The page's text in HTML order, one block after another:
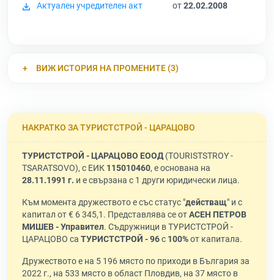
Актуален учредителен акт
от22.02.2008
ВИЖ ИСТОРИЯ НА ПРОМЕНИТЕ (3)
НАКРАТКО ЗА ТУРИСТСТРОЙ - ЦАРАЦОВО
ТУРИСТСТРОЙ - ЦАРАЦОВО ЕООД(TOURISTSTROY -
TSARATSOVO), с ЕИК 115010460, е основана на
28.11.1991 г. и е свързана с 1 други юридически лица.
Към момента дружеството е със статус "действащ" и с
капитал от € 6 345,1. Представлява се отАСЕН ПЕТРОВ
МИШЕВ - Управител. Съдружници в ТУРИСТСТРОЙ -
ЦАРАЦОВО са ТУРИСТСТРОЙ - 96с 100%от капитала.
Дружеството е на 5 196 място по приходи в България за
2022 г., на 533 място в област Пловдив, на 37 място в